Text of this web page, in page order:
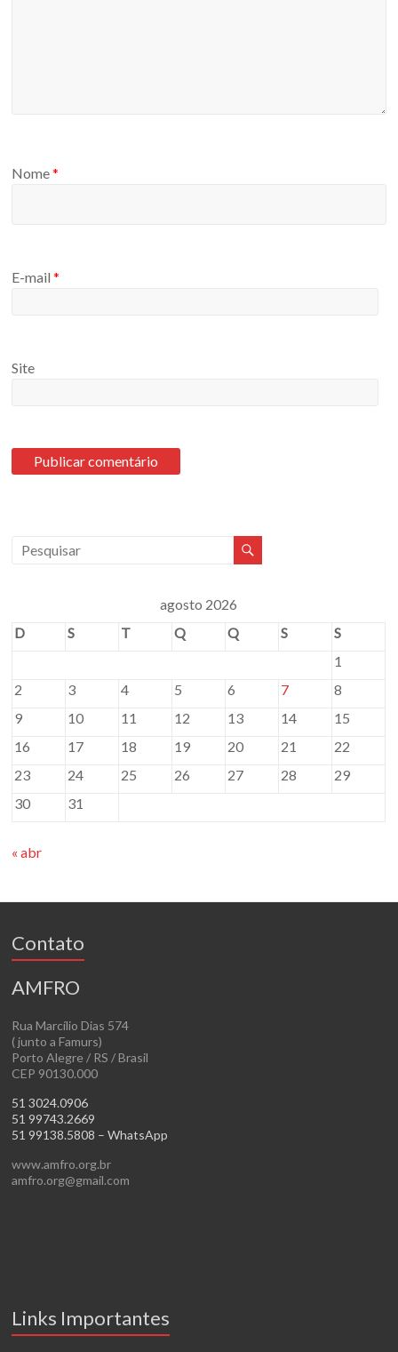
Nome*
E-mail*
Site
agosto 2026
D
S T Q Q S
S
1
2
3 4 5 6 7
8
9
10 11 12 13 14
15
16
17 18 19 20 21
22
23
24 25 26 27 28
29
30
31
« abr
Contato
AMFRO
Rua Marcílio Dias 574
( junto a Famurs)
Porto Alegre / RS / Brasil
CEP 90130.000
51 3024.0906
51 99743.2669
51 99138.5808 – WhatsApp
www.amfro.org.br
amfro.org@gmail.com
Links Importantes